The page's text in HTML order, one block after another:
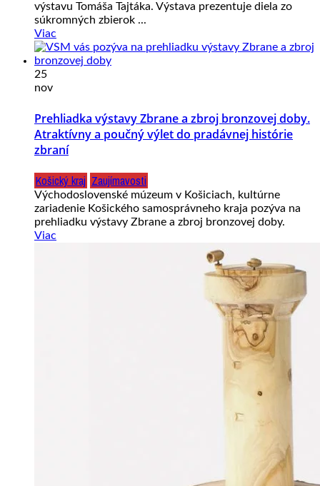
výstavu Tomáša Tajtáka. Výstava prezentuje diela zo
súkromných zbierok ...
Viac
25
nov
Prehliadka výstavy Zbrane a zbroj bronzovej doby.
Atraktívny a poučný výlet do pradávnej histórie
zbraní
Košický kraj Zaujímavosti
Východoslovenské múzeum v Košiciach, kultúrne
zariadenie Košického samosprávneho kraja pozýva na
prehliadku výstavy Zbrane a zbroj bronzovej doby.
Viac